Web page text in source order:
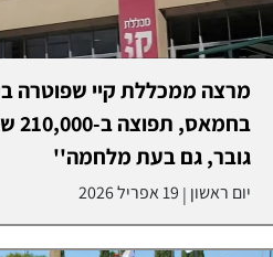
מרצה ממכללת קיי שפוטרה
גובר, גם בעת מלחמה''
יום ראשון | 19 אפריל 2026